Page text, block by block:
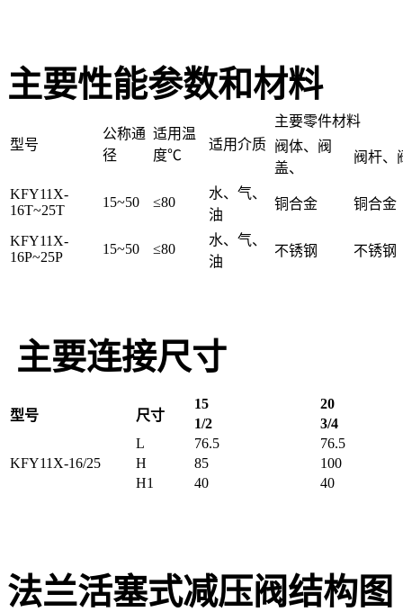
主要性能参数和材料
型号
公称通
径
适用温
度℃
适用介质
主要零件材料
阀体、阀
盖、
阀杆、
KFY11X-
16T~25T
15~50 ≤80
水、气、
油
铜合金 铜合金
KFY11X-
16P~25P
15~50 ≤80
水、气、
油
不锈钢 不锈钢
主要连接尺寸
型号 尺寸
15
20
1/2
3/4
KFY11X-16/25
L 76.5
76.5
H
85
100
H1
40 40
法兰活塞式减压阀结构图